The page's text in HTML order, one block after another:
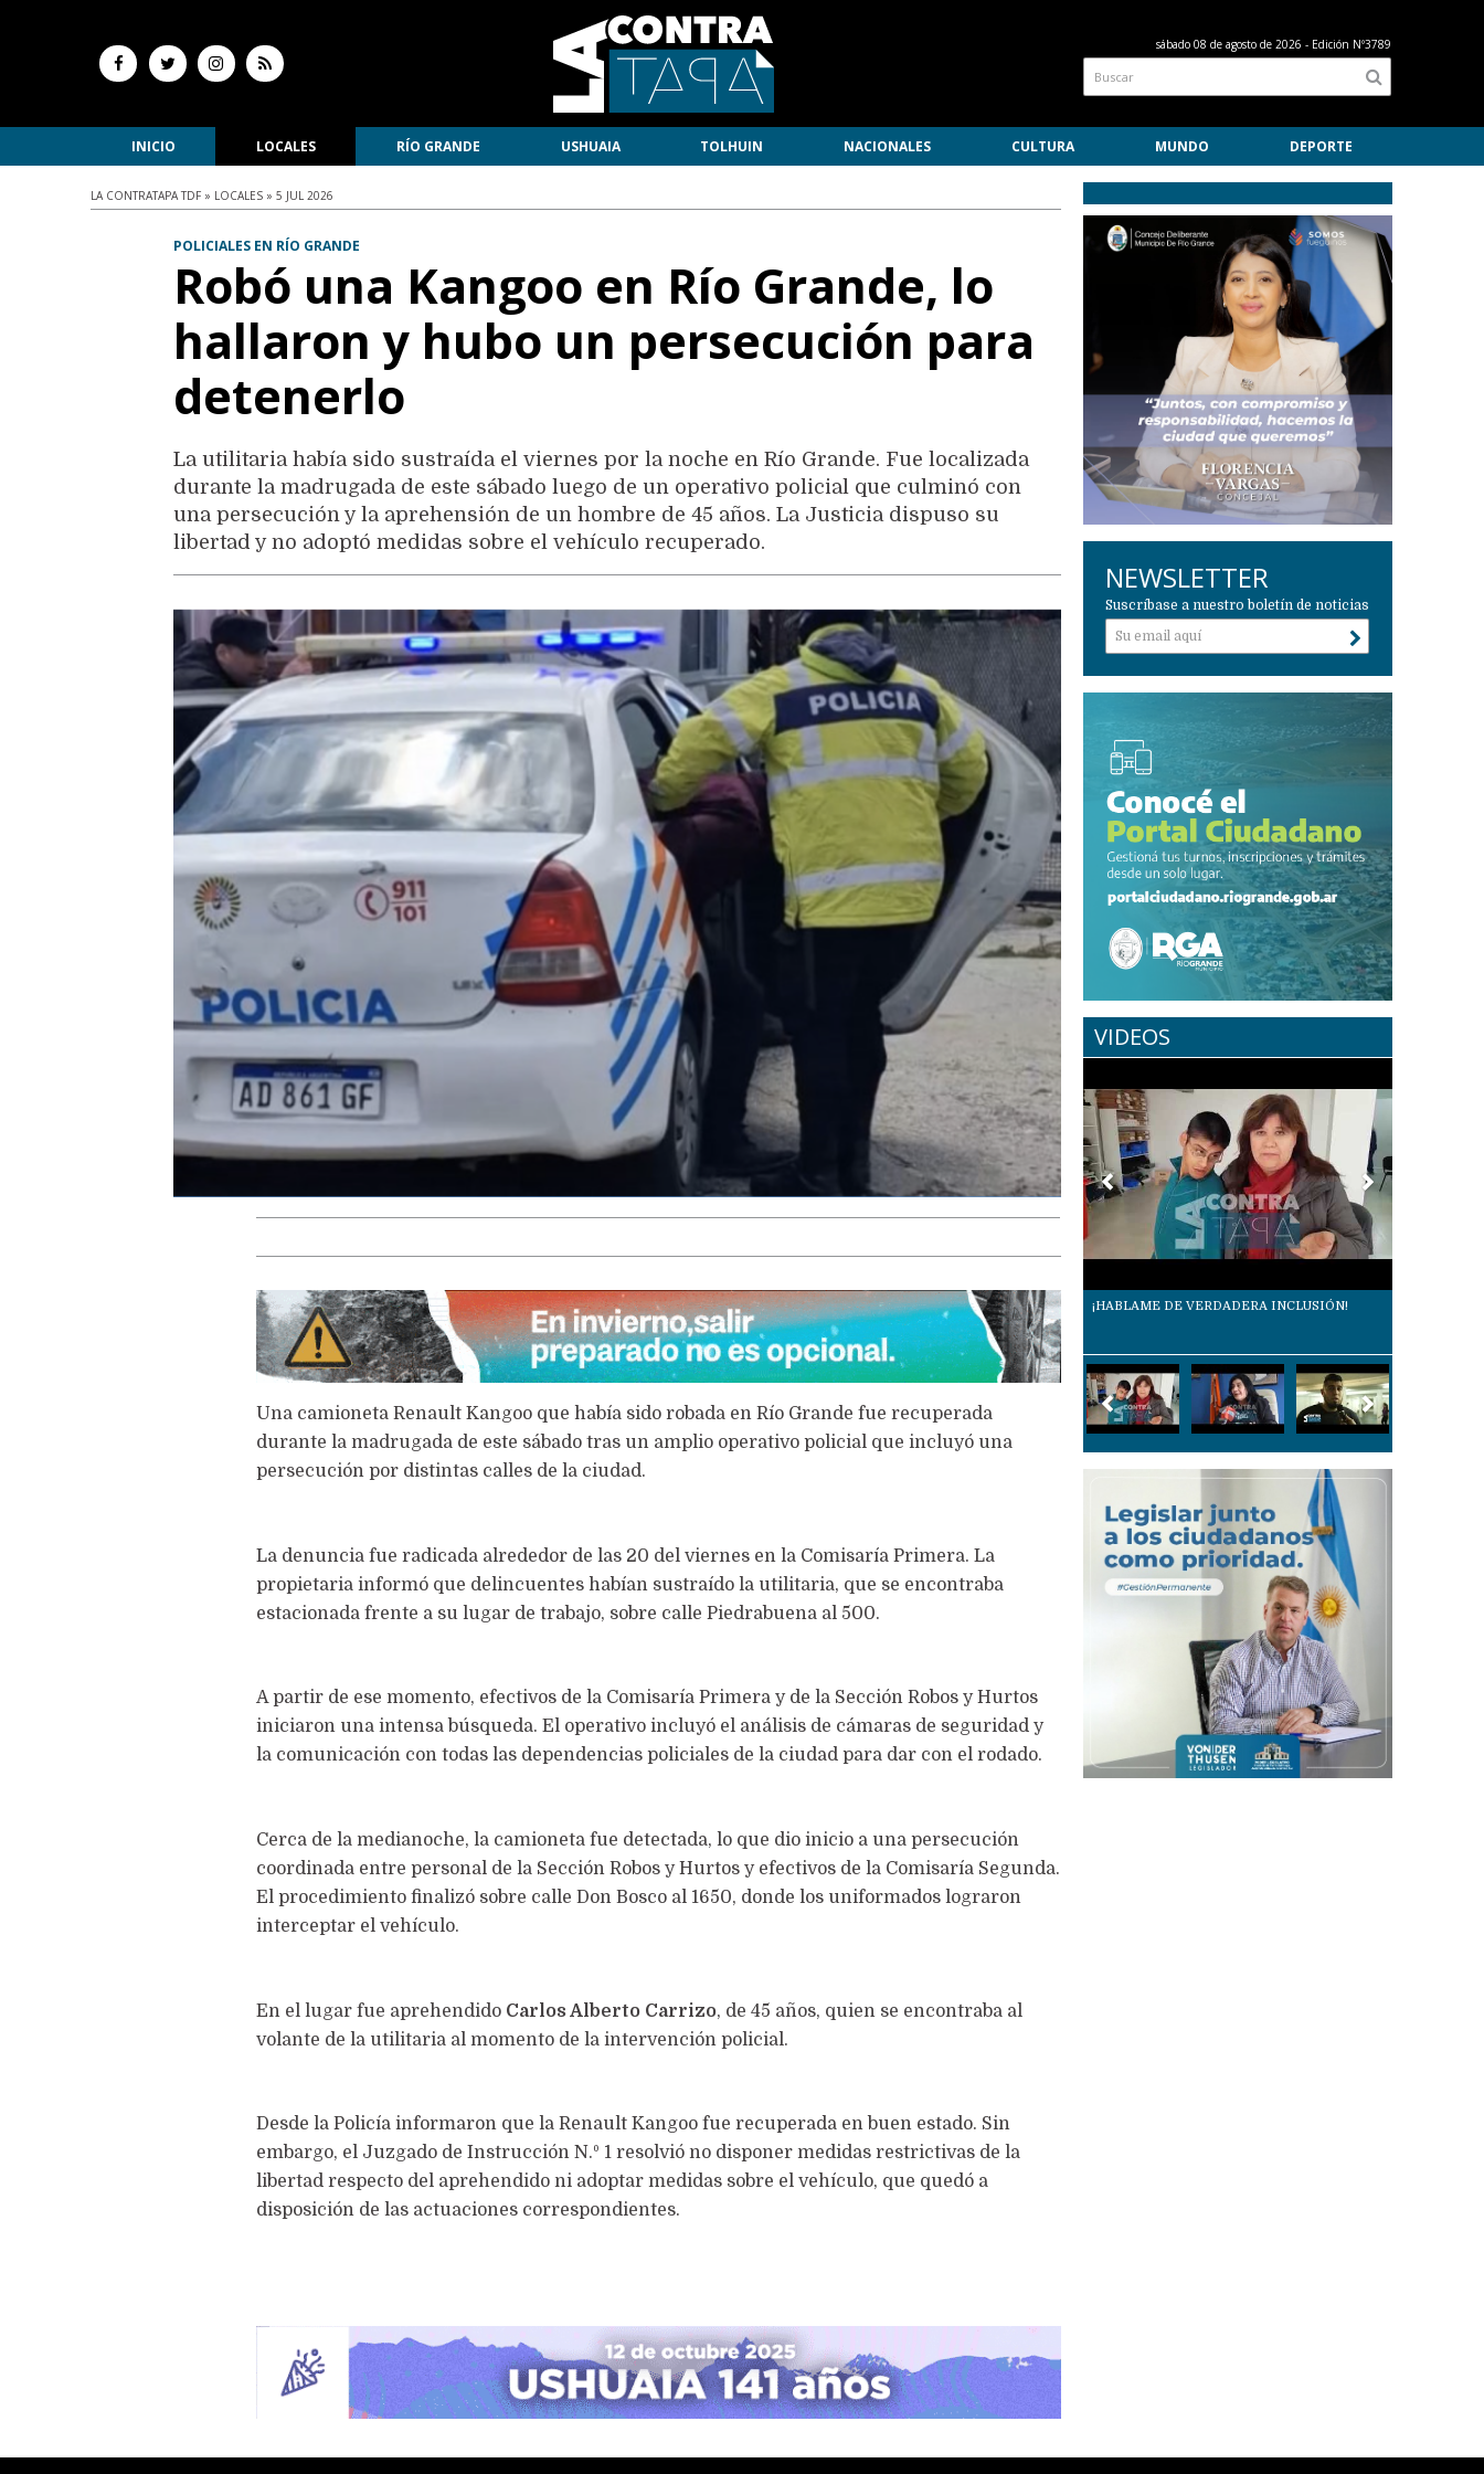
sábado 08 de agosto de 2026 - Edición Nº3789
INICIO LOCALES RÍO GRANDE USHUAIA TOLHUIN NACIONALES CULTURA MUNDO DEPORTE
LA CONTRATAPA TDF » LOCALES » 5 JUL 2026
POLICIALES EN RÍO GRANDE
Robó una Kangoo en Río Grande, lo
hallaron y hubo un persecución para
detenerlo
La utilitaria había sido sustraída el viernes por la noche en Río Grande. Fue localizada
durante la madrugada de este sábado luego de un operativo policial que culminó con
una persecución y la aprehensión de un hombre de 45 años. La Justicia dispuso su
libertad y no adoptó medidas sobre el vehículo recuperado.
Una camioneta Renault Kangoo que había sido robada en Río Grande fue recuperada
durante la madrugada de este sábado tras un amplio operativo policial que incluyó una
persecución por distintas calles de la ciudad.
La denuncia fue radicada alrededor de las 20 del viernes en la Comisaría Primera. La
propietaria informó que delincuentes habían sustraído la utilitaria, que se encontraba
estacionada frente a su lugar de trabajo, sobre calle Piedrabuena al 500.
A partir de ese momento, efectivos de la Comisaría Primera y de la Sección Robos y Hurtos
iniciaron una intensa búsqueda. El operativo incluyó el análisis de cámaras de seguridad y
la comunicación con todas las dependencias policiales de la ciudad para dar con el rodado.
Cerca de la medianoche, la camioneta fue detectada, lo que dio inicio a una persecución
coordinada entre personal de la Sección Robos y Hurtos y efectivos de la Comisaría Segunda.
El procedimiento finalizó sobre calle Don Bosco al 1650, donde los uniformados lograron
interceptar el vehículo.
En el lugar fue aprehendido Carlos Alberto Carrizo, de 45 años, quien se encontraba al
volante de la utilitaria al momento de la intervención policial.
Desde la Policía informaron que la Renault Kangoo fue recuperada en buen estado. Sin
embargo, el Juzgado de Instrucción N.º 1 resolvió no disponer medidas restrictivas de la
libertad respecto del aprehendido ni adoptar medidas sobre el vehículo, que quedó a
disposición de las actuaciones correspondientes.
NEWSLETTER
Suscríbase a nuestro boletín de noticias
VIDEOS
LA VOCACIÓN PUEDE MÁS ¡HABLAME DE VERDADERA INCLUSIÓN!